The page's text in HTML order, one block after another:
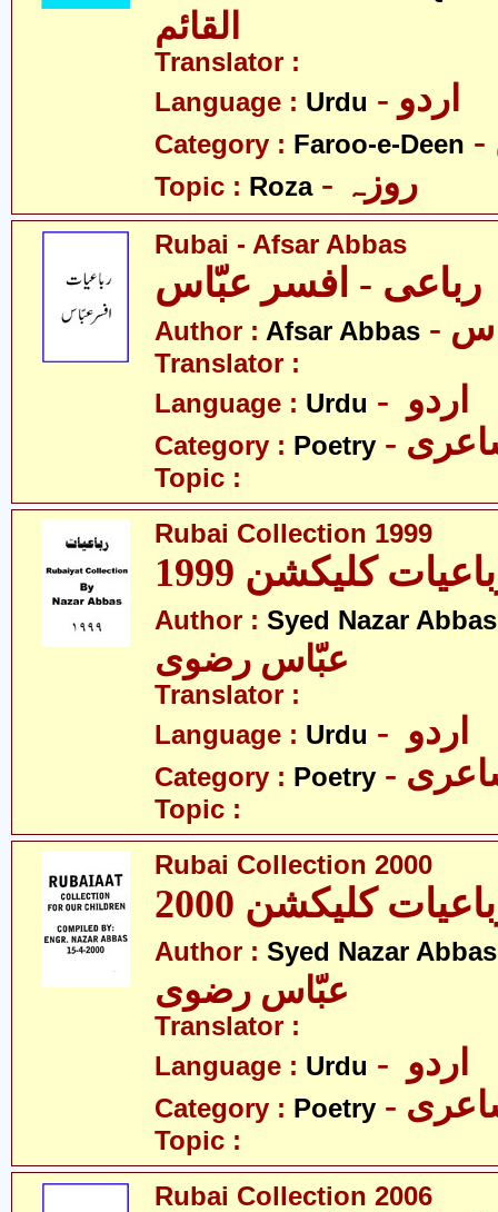
القائم
Translator :
Language : Urdu - اردو
Category : Faroo-e-Deen
Topic : Roza - روزہ
Rubai - Afsar Abbas
رباعی - افسر عبّاس
Author : Afsar Abbas
Translator :
Language : Urdu
Category : Poetry
Topic :
Rubai Collection 1999
کلیکشن 1999
Author : Syed Nazar
عبّاس رضوی
Translator :
Language : Urdu
Category : Poetry
Topic :
Rubai Collection 2000
کلیکشن 2000
Author : Syed Nazar
عبّاس رضوی
Translator :
Language : Urdu
Category : Poetry
Topic :
Rubai Collection 2006